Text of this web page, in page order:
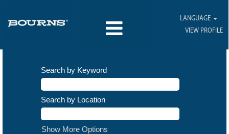
LANGUAGE
VIEW PROFILE
Search by Keyword
Search by Location
Show More Options